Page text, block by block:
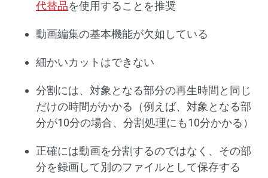
代替品を使用することを推奨
動画編集の基本機能が欠如している
細かいカットはできない
分割には、対象となる部分の再生時間と同じ
だけの時間がかかる（例えば、対象となる部
分が10分の場合、分割処理にも10分かかる）
正確には動画を分割するのではなく、その部
分を録画して別のファイルとして保存する